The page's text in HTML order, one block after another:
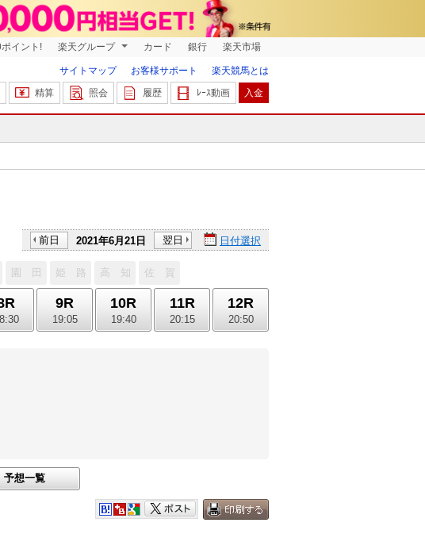
イント! 楽天グループ カード 銀行 楽天市場
サイトマップ お客様サポート
楽天競馬とは
精算 照会 履歴 ﾚｰｽ動画 入金
前日 2021年6月21日 翌日 日付選択
園 田 姫 路 高 知
佐 賀
9R
19:05
10R
19:40
11R
20:15
12R
20:50
予想一覧